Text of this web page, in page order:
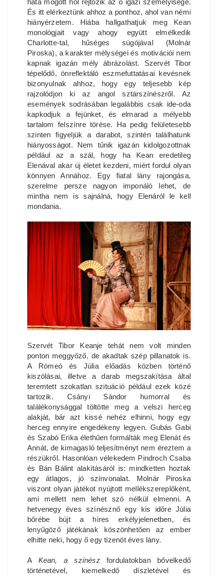
És itt elérkeztünk ahhoz a ponthoz, ahol van némi
hiányérzetem. Hiába hallgathatjuk meg Kean
monológjait vagy ahogy együtt elmélkedik
Charlotte-tal, hűséges súgójával (Molnár
Piroska), a karakter mélységei és motivációi nem
kapnak igazán mély ábrázolást. Szervét Tibor
tépelődő, önreflektáló eszmefuttatásai kevésnek
bizonyulnak ahhoz, hogy egy teljesebb kép
rajzolódjon ki az angol sztárszínészről. Az
események sodrásában legalábbis csak ide-oda
kapkodjuk a fejünket, és elmarad a mélyebb
tartalom felszínre törése. Ha pedig felületesebb
szinten figyeljük a darabot, szintén találhatunk
hiányosságot. Nem tűnik igazán kidolgozottnak
például az a szál, hogy ha Kean eredetileg
Elenával akar új életet kezdeni, miért fordul olyan
könnyen Annához. Egy fiatal lány rajongása,
szerelme persze nagyon imponáló lehet, de
mintha nem is sajnálná, hogy Elenáról le kell
mondania.
Szervét Tibor Keanje tehát nem volt minden
ponton meggyőző, de akadtak szép pillanatok is.
A Rómeó és Júlia előadás közben történő
kiszólásai, illetve a darab megszakítása által
teremtett szokatlan szituáció például ezek közé
tartozik. Csányi Sándor humorral és
találékonysággal töltötte meg a velszi herceg
alakját, bár azt kissé nehéz elhinni, hogy egy
herceg ennyire engedékeny legyen. Gubás Gabi
és Szabó Erika élethűen formálták meg Elenát és
Annát, de kimagasló teljesítményt nem éreztem a
részükről. Hasonlóan vélekedem Pindroch Csaba
és Bán Bálint alakításáról is: mindketten hoztak
egy átlagos, jó színvonalat. Molnár Piroska
viszont olyan játékot nyújtott mellékszereplőként,
ami mellett nem lehet szó nélkül elmenni. A
hetvenegy éves színésznő egy kis időre Júlia
bőrébe bújt a híres erkélyjelenetben, és
lenyűgöző játékának köszönhetően az ember
elhitte neki, hogy ő egy tizenöt éves lány.
A Kean, a színészfordulatokban bővelkedő
történetével, kiemelkedő díszletével és